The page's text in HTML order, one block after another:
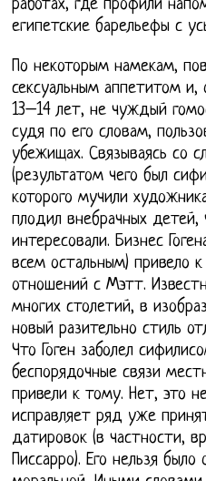
работах, где профили
египетские барельефы с
По некоторым намекам,
сексуальным аппетитом
13–14 лет, не чуждый
судя по его словам,
убежищах. Связываясь со
(результатом чего был
которого мучили
плодил внебрачных детей,
интересовали. Бизнес
всем остальным) привело
отношений с Мэтт.
многих столетий, в
новый разительно стиль
Что Гоген заболел
беспорядочные связи
привели к тому. Нет, это
исправляет ряд уже
датировок (в частности,
Писсарро). Его нельзя